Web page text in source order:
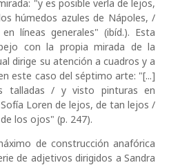
"y es posible verla de lejos,
húmedos azules de Nápoles, /
líneas generales" (ibíd.). Esta
con la propia mirada de la
dirige su atención a cuadros y a
este caso del séptimo arte: "[...]
talladas / y visto pinturas en
Loren de lejos, de tan lejos /
los ojos" (p. 247).
de construcción anafórica
de adjetivos dirigidos a Sandra